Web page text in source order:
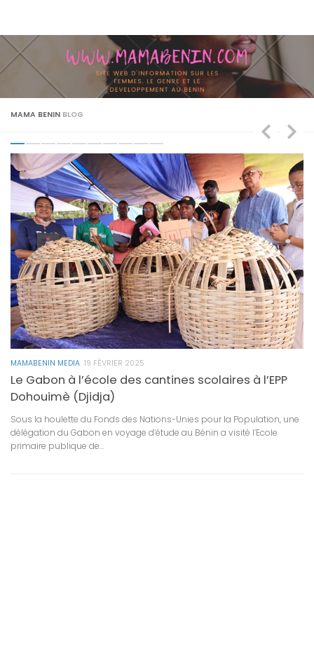
MAMA BENIN BLOG
MAMABENIN MEDIA 19 FÉVRIER 2025
Le Gabon à l’école des cantines scolaires à l’EPP
Dohouimè (Djidja)
Sous la houlette du Fonds des Nations-Unies pour la Population, une
délégation du Gabon en voyage d’étude au Bénin a visité l’Ecole
primaire publique de...